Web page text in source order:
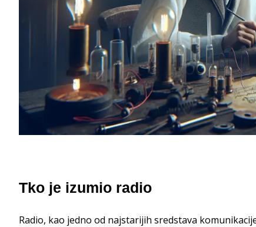
Tko je izumio radio
Radio, kao jedno od najstarijih sredstava